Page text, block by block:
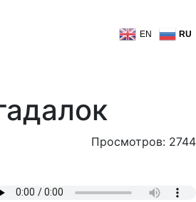
EN RU
Просмотров: 2744